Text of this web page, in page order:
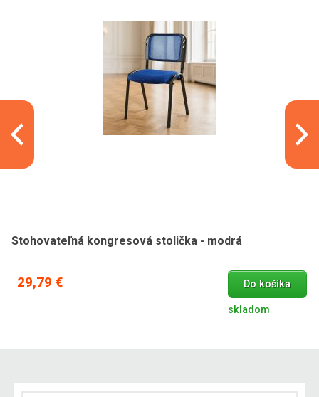
Stohovateľná kongresová stolička - modrá
29,79 € Do košíka
skladom